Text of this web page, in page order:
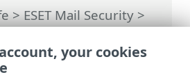
>ESET Mail Security>
>
> Einstellungen für
your cookies